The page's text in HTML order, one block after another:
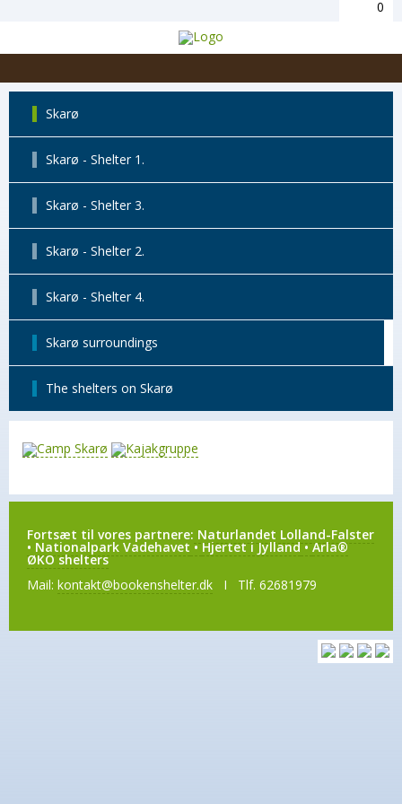
0
Skarø
Skarø - Shelter 1.
Skarø - Shelter 3.
Skarø - Shelter 2.
Skarø - Shelter 4.
Skarø surroundings
The shelters on Skarø
Fortsæt til vores partnere: Naturlandet Lolland-Falster
• Nationalpark Vadehavet •Hjertet i Jylland•Arla®
ØKO shelters
Mail: kontakt@bookenshelter.dk I Tlf. 62681979